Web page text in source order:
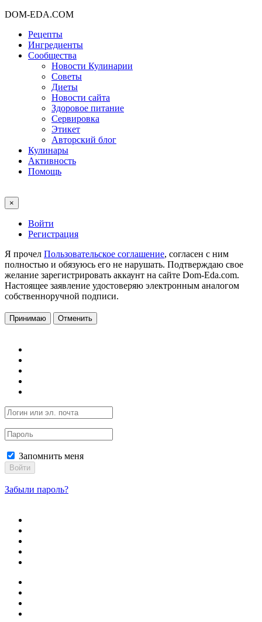
DOM-EDA.COM
Рецепты
Ингредиенты
Сообщества
Новости Кулинарии
Советы
Диеты
Новости сайта
Здоровое питание
Сервировка
Этикет
Авторский блог
Кулинары
Активность
Помощь
×
Войти
Регистрация
Я прочел Пользовательское соглашение, согласен с ним
полностью и обязуюсь его не нарушать. Подтверждаю свое
желание зарегистрировать аккаунт на сайте Dom-Eda.com.
Настоящее заявление удостоверяю электронным аналогом
собственноручной подписи.
Принимаю Отменить
Запомнить меня
Войти
Забыли пароль?